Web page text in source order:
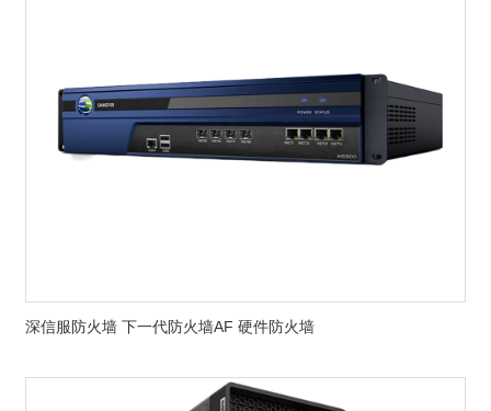
深信服防火墙 下一代防火墙AF 硬件防火墙